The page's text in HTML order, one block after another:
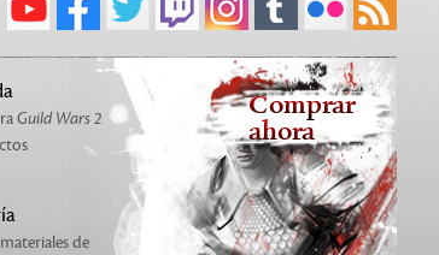
Guild Wars 2
de
Comprar
ahora